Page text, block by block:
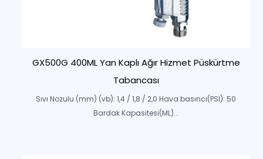
GX500G 400ML Yan Kaplı Ağır Hizmet Püskürtme
Tabancası
Sıvı Nozulu (mm) (vb): 1,4 / 1,8 / 2,0 Hava basıncı(PSI): 50
Bardak Kapasitesi(ML)...